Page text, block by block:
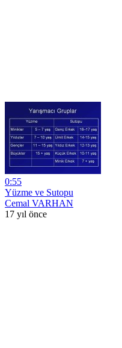
0:55
Yüzme ve Sutopu
Cemal VARHAN
17 yıl önce